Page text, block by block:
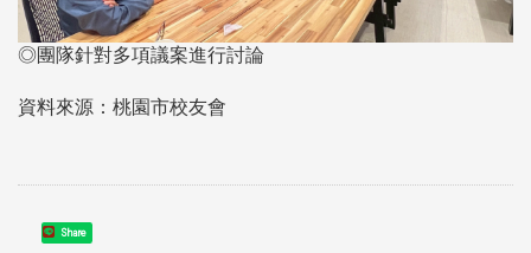
◎團隊針對多項議案進行討論
資料來源：桃園市校友會
Share